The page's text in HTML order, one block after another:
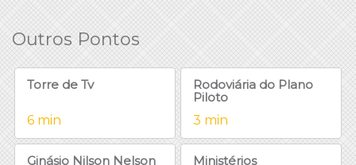
Outros Pontos
Torre de Tv
6 min
Rodoviária do Plano
Piloto
3 min
Ginásio Nilson Nelson Ministérios